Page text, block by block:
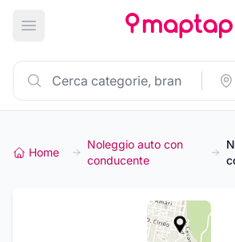
Apri menu principale
Home
Noleggio auto con
conducente